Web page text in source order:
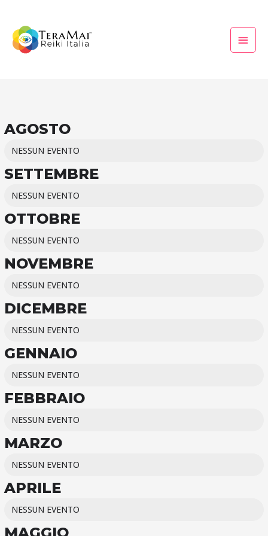
contenuto
AGOSTO
NESSUN EVENTO
SETTEMBRE
NESSUN EVENTO
OTTOBRE
NESSUN EVENTO
NOVEMBRE
NESSUN EVENTO
DICEMBRE
NESSUN EVENTO
GENNAIO
NESSUN EVENTO
FEBBRAIO
NESSUN EVENTO
MARZO
NESSUN EVENTO
APRILE
NESSUN EVENTO